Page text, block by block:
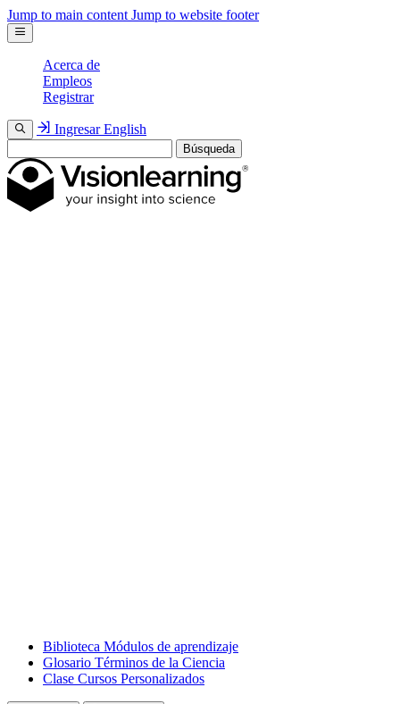
Jump to main content Jump to website footer
Acerca de
Empleos
Registrar
Ingresar English
Búsqueda
Biblioteca Módulos de aprendizaje
Glosario Términos de la Ciencia
Clase Cursos Personalizados